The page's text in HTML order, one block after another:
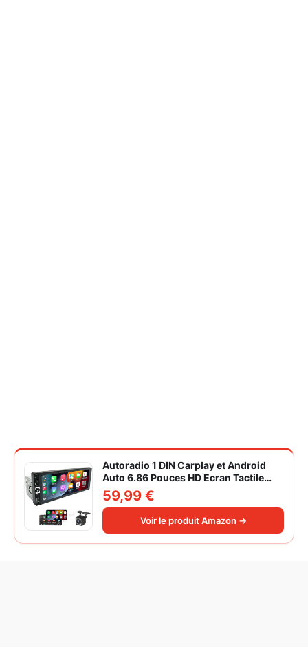
Autoradio 1 DIN Carplay et Android
Auto 6.86 Pouces HD Ecran Tactile
Poste Radio Voiture Soutien Lien
Miroir iOS/Android/Radio FM/USB/EQ
Autoradio Bluetooth Caméra de Recul
59,99 €
Voir le produit Amazon →